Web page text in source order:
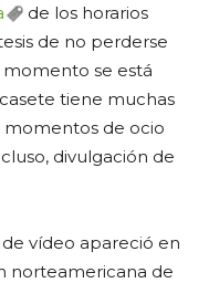
de los horarios
de no perderse
se está
tiene muchas
momentos de ocio
divulgación de
vídeo apareció en
norteamericana de